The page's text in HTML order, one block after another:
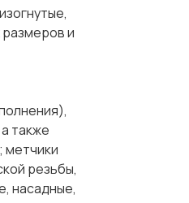
размеров и
также
метчики
резьбы,
насадные,